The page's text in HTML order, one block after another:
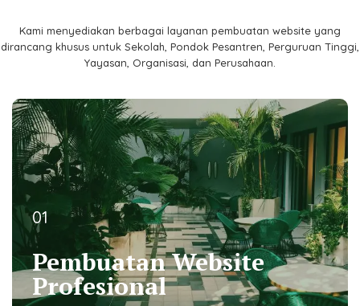
Kami menyediakan berbagai layanan pembuatan website yang
dirancang khusus untuk Sekolah, Pondok Pesantren, Perguruan Tinggi,
Yayasan, Organisasi, dan Perusahaan.
01
Pembuatan Website
Profesional
01
Pembuatan Website
Profesional